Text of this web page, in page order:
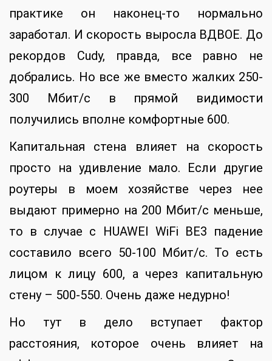
практике он наконец-то нормально
заработал. И скорость выросла ВДВОЕ. До
рекордов Cudy, правда, все равно не
добрались. Но все же вместо жалких 250-
300 Мбит/с в прямой видимости
получились вполне комфортные 600.
Капитальная стена влияет на скорость
просто на удивление мало. Если другие
роутеры в моем хозяйстве через нее
выдают примерно на 200 Мбит/с меньше,
то в случае с HUAWEI WiFi BE3 падение
составило всего 50-100 Мбит/с. То есть
лицом к лицу 600, а через капитальную
стену – 500-550. Очень даже недурно!
Но тут в дело вступает фактор
расстояния, которое очень влияет на